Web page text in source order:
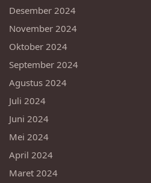
Desember 2024
November 2024
Oktober 2024
September 2024
Agustus 2024
Juli 2024
Juni 2024
Mei 2024
April 2024
Maret 2024